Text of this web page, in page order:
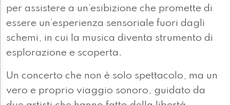
per assistere a un’esibizione che promette di
essere un’esperienza sensoriale fuori dagli
schemi, in cui la musica diventa strumento di
esplorazione e scoperta.
Un concerto che non è solo spettacolo, ma un
vero e proprio viaggio sonoro, guidato da